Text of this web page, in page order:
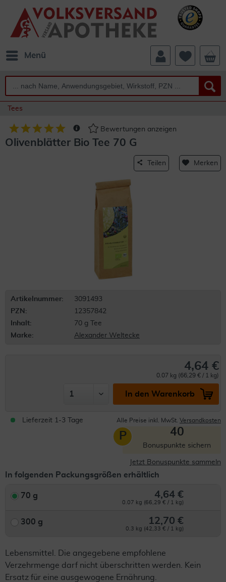
Menü
Tees
Bewertungen anzeigen
Olivenblätter Bio Tee 70 G
Teilen Merken
Artikelnummer:
3091493
PZN:
12357842
Inhalt:
70 g Tee
Marke:
Alexander Weltecke
4,64 €
0.07 kg (66,29 € / 1 kg)
In den Warenkorb
Lieferzeit 1-3 Tage Alle Preise inkl. MwSt. Versandkosten
P 40
Bonuspunkte sichern
Jetzt Bonuspunkte sammeln
In folgenden Packungsgrößen erhältlich
70 g 4,64 €
0.07 kg (66,29 € / 1 kg)
300 g 12,70 €
0.3 kg (42,33 € / 1 kg)
Lebensmittel. Die angegebene empfohlene
Verzehrmenge darf nicht überschritten werden. Kein
Ersatz für eine ausgewogene Ernährung.